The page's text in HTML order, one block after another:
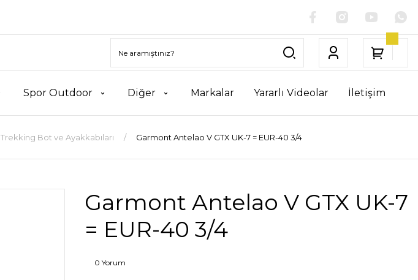
Spor Outdoor Diğer Markalar Yararlı Videolar İletişim
Trekking Bot ve Ayakkabıları Garmont Antelao V GTX UK-7 = EUR-40 3/4
Garmont Antelao V GTX UK-7
= EUR-40 3/4
0 Yorum